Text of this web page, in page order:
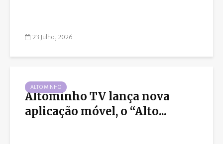
23 Julho, 2026
ALTO MINHO
Altominho TV lança nova
aplicação móvel, o “Alto...